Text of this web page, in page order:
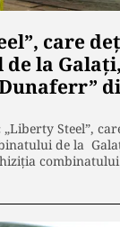
care
la
Steel”,
de la
combinatului